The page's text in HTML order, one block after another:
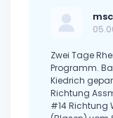
Zwei Tage
Programm.
Kiedrich
Richtung
#14 Richtung